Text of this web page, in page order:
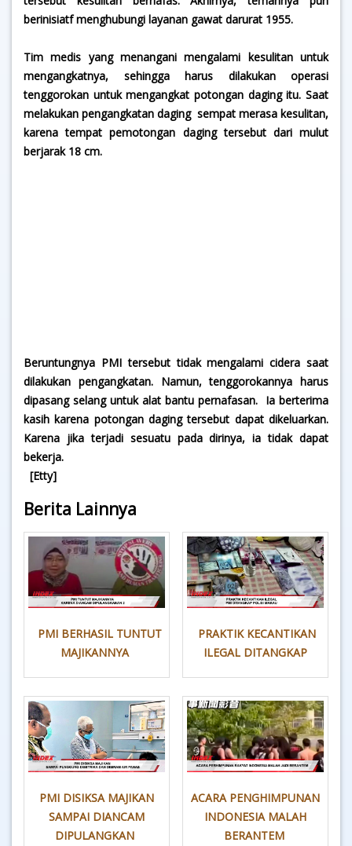
berinisiatf menghubungi layanan gawat darurat 1955.
Tim medis yang menangani mengalami kesulitan untuk
mengangkatnya, sehingga harus dilakukan operasi
tenggorokan untuk mengangkat potongan daging itu. Saat
melakukan pengangkatan daging sempat merasa kesulitan,
karena tempat pemotongan daging tersebut dari mulut
berjarak 18 cm.
Beruntungnya PMI tersebut tidak mengalami cidera saat
dilakukan pengangkatan. Namun, tenggorokannya harus
dipasang selang untuk alat bantu pernafasan. Ia berterima
kasih karena potongan daging tersebut dapat dikeluarkan.
Karena jika terjadi sesuatu pada dirinya, ia tidak dapat
bekerja.
[Etty]
Berita Lainnya
PMI BERHASIL TUNTUT
MAJIKANNYA
PRAKTIK KECANTIKAN
ILEGAL DITANGKAP
PMI DISIKSA MAJIKAN
SAMPAI DIANCAM
DIPULANGKAN
ACARA PENGHIMPUNAN
INDONESIA MALAH
BERANTEM